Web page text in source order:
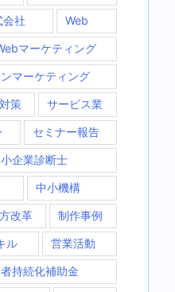
社 Web
マーケティング
マーケティング
策 サービス業
セミナー報告
企業診断士
中小機構
改革 制作事例
ル 営業活動
持続化補助金